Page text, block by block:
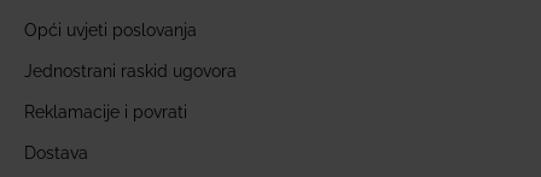
Opći uvjeti poslovanja
Jednostrani raskid ugovora
Reklamacije i povrati
Dostava